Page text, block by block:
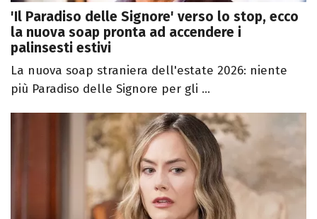
'Il Paradiso delle Signore' verso lo stop, ecco
la nuova soap pronta ad accendere i
palinsesti estivi
La nuova soap straniera dell'estate 2026: niente
più Paradiso delle Signore per gli ...